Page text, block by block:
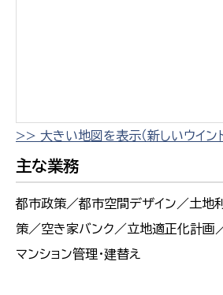
>> 大きい地図を表示（新しいウイン
主な業務
都市政策／都市空間デザイン／土地
策／空き家バンク／立地適正化計画
マンション管理・建替え